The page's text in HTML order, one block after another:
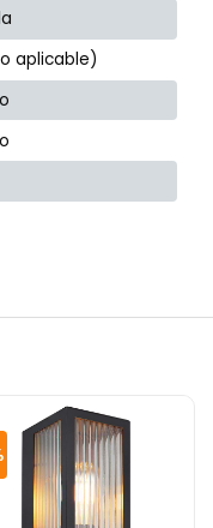
aplicable)